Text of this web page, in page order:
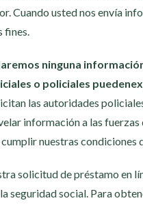
Cuando usted nos envía
fines.
ninguna
o policiales pueden
las autoridades
información a las
nuestras condiciones
solicitud de préstamo en
seguridad social. Para